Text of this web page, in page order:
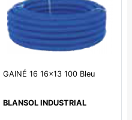
GAINÉ 16 16x13 100 Bleu
BLANSOL INDUSTRIAL